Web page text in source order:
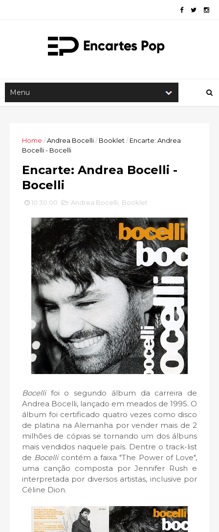
Home /Andrea Bocelli/ Booklet / Encarte: Andrea
Bocelli - Bocelli
Encarte: Andrea Bocelli -
Bocelli
10:30:00 Andrea Bocelli Booklet
Bocelli foi o segundo álbum da carreira de
Andrea Bocelli, lançado em meados de 1995. O
álbum foi certificado quatro vezes como disco
de platina na Alemanha por vender mais de 2
milhões de cópias se tornando um dos álbuns
mais vendidos naquele país. Dentre o track-list
de Bocellicontém a faixa "The Power of Love",
uma canção composta por Jennifer Rush e
interpretada por diversos artistas, inclusive por
Céline Dion.